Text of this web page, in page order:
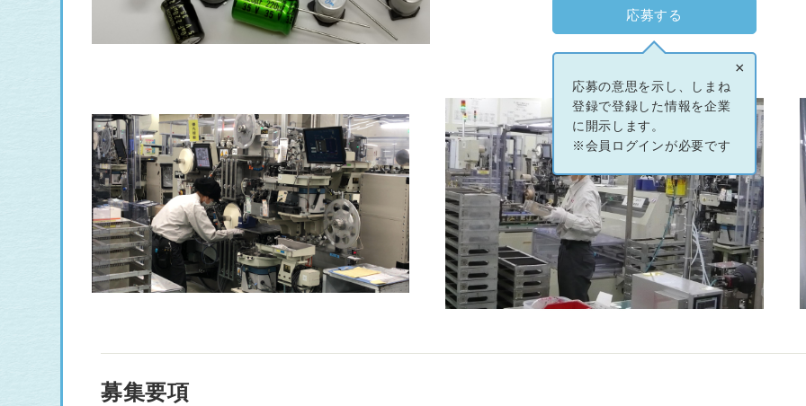
応募する
×
応募の意思を示し、しまね
登録で登録した情報を企業
に開示します。
※会員ログインが必要です
募集要項